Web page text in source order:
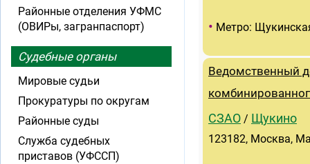
• Метро:
Ведомственный
СЗАО / Щукино
123182, Москва,
Районные отделения УФМС
(ОВИРы, загранпаспорт)
Судебные органы
Мировые судьи
Прокуратуры по округам
Районные суды
Служба судебных
приставов (УФССП)